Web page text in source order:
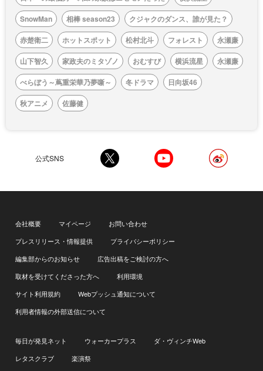
SnowMan
相棒 season23
クジャクのダンス、誰が見た？
赤楚衛二
ホットスポット 松村北斗 フォレスト
永瀬廉
山下智久
家政夫のミタゾノ おむすび 横浜流星
永瀬廉
べらぼう～蔦重栄華乃夢噺～
冬ドラマ
日向坂46
秋アニメ
佐藤健
公式SNS
会社概要 マイページ
お問い合わせ
プレスリリース・情報提供
プライバシーポリシー
編集部からのお知らせ
広告出稿をご検討の方へ
取材を受けてくださった方へ
利用環境
サイト利用規約
Webプッシュ通知について
利用者情報の外部送信について
毎日が発見ネット ウォーカープラス
ダ・ヴィンチWeb
レタスクラブ
楽演祭